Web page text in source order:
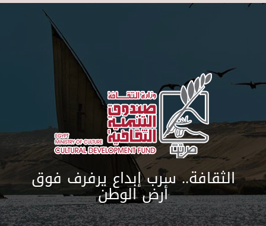
Skip to main content
الثقافة.. سرب إبداع يرفرف فوق
أرض الوطن